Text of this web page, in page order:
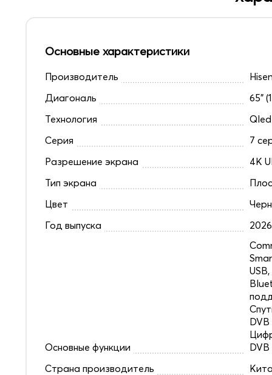
Основные характеристики
Производитель
Диагональ
65"
Технология
Qled
Серия
7
Разрешение экрана
4K
Тип экрана
Цвет
Год выпуска
2026
Основные функции
DVB
DVB
Страна производитель